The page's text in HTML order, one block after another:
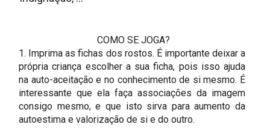
COMO SE JOGA?
1. Imprima as fichas dos rostos. É importante deixar a
própria criança escolher a sua ficha, pois isso ajuda
na auto-aceitação e no conhecimento de si mesmo. É
interessante que ela faça associações da imagem
consigo mesmo, e que isto sirva para aumento da
autoestima e valorização de si e do outro.